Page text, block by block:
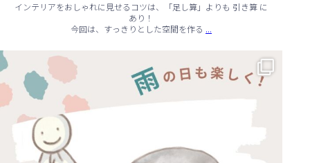
インテリアをおしゃれに見せるコツは、「足し算」よりも 引き算 に
あり！
今回は、すっきりとした空間を作る ...
☔ 雨の日でも快適に！室内でできる遊びアイデア 🌈
...